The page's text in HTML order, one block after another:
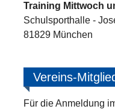
Training Mittwoch
Schulsporthalle -
81829 München
Vereins-
Für die Anmeldung